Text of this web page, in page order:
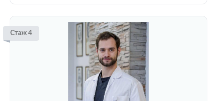
Стаж 4